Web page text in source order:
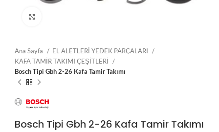
Ana Sayfa
EL ALETLERİ YEDEK PARÇALARI
KAFA TAMİR TAKIMI ÇEŞİTLERİ
Bosch Tipi Gbh 2-26 Kafa Tamir Takımı
Bosch Tipi Gbh 2-26 Kafa Tamir Takımı